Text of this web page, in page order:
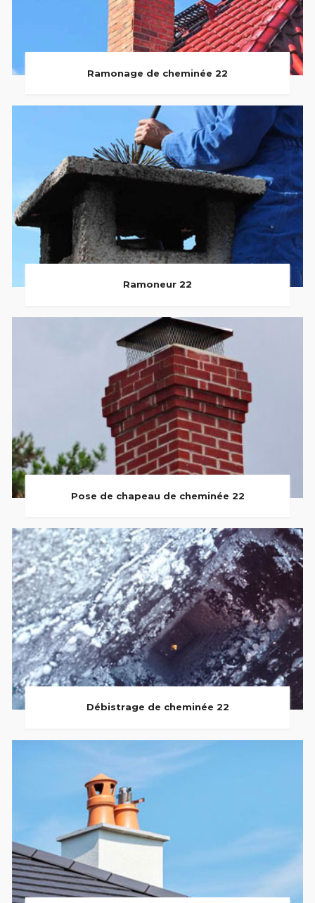
Ramonage de cheminée 22
Ramoneur 22
Pose de chapeau de cheminée 22
Débistrage de cheminée 22